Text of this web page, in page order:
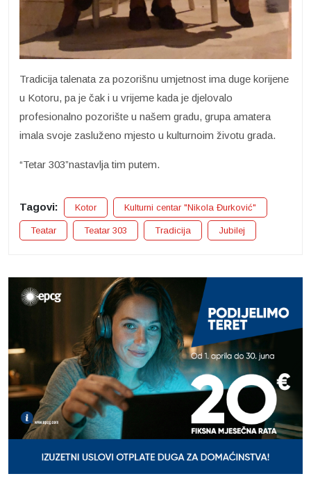
Tradicija talenata za pozorišnu umjetnost ima duge korijene
u Kotoru, pa je čak i u vrijeme kada je djelovalo
profesionalno pozorište u našem gradu, grupa amatera
imala svoje zasluženo mjesto u kulturnoim životu grada.
“Tetar 303”nastavlja tim putem.
Tagovi: Kotor Kulturni centar "Nikola Đurković"
Teatar Teatar 303 Tradicija Jubilej